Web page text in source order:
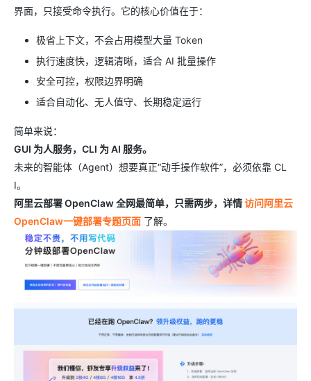
界面，只接受命令执行。它的核心价值在于：
极省上下文，不会占用模型大量 Token
执行速度快，逻辑清晰，适合 AI 批量操作
安全可控，权限边界明确
适合自动化、无人值守、长期稳定运行
简单来说：
GUI 为人服务，CLI 为 AI 服务。
未来的智能体（Agent）想要真正“动手操作软件”，必须依靠 CL
I。
阿里云部署 OpenClaw 全网最简单，只需两步，详情访问阿里云
OpenClaw一键部署专题页面 了解。